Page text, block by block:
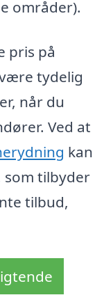
områder).
pris på
tydelig
når du
Ved at
kan
som tilbyder
tilbud,